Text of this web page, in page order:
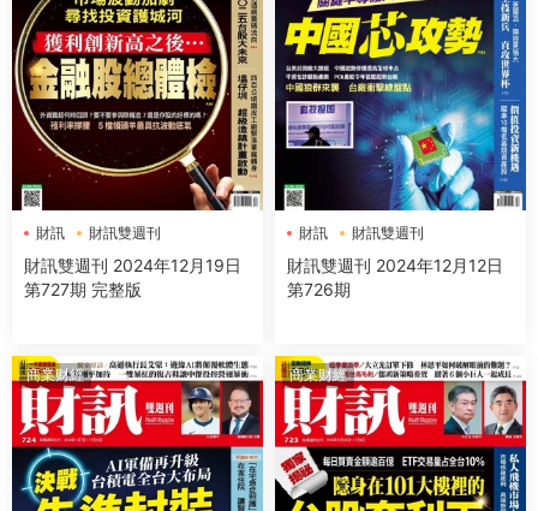
財訊 財訊雙週刊
財訊雙週刊 2024年12月19日
第727期 完整版
財訊 財訊雙週刊
財訊雙週刊 2024年12月12日
第726期
商業财經 商業财經